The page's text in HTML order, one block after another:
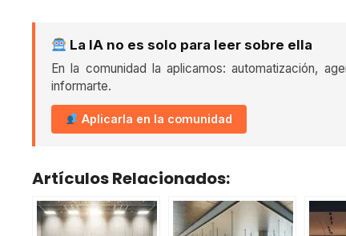
La IA no es solo para leer sobre ella
En la comunidad la aplicamos: automatización,
informarte.
Aplicarla en la comunidad
Artículos Relacionados: